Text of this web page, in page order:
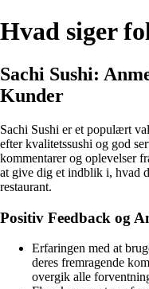
Hvad siger
Sachi Sushi:
Kunder
Sachi Sushi er et populært
efter kvalitetssushi og god
kommentarer og oplevelser
at give dig et indblik i, hvad
restaurant.
Positiv Feedback og
Erfaringen med at
deres fremragende
overgik alle